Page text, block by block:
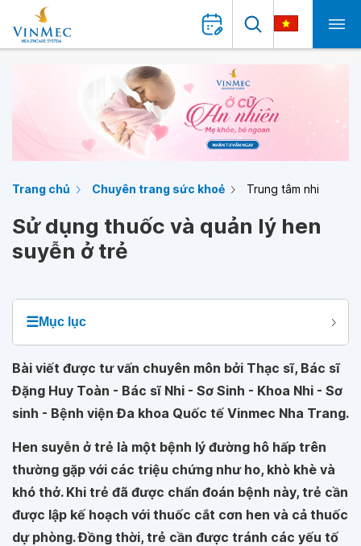
Trang chủ Chuyên trang sức khoẻ Trung tâm nhi
Sử dụng thuốc và quản lý hen
suyễn ở trẻ
☰Mục lục
Bài viết được tư vấn chuyên môn bởi Thạc sĩ, Bác sĩ
Đặng Huy Toàn - Bác sĩ Nhi - Sơ Sinh - Khoa Nhi - Sơ
sinh - Bệnh viện Đa khoa Quốc tế Vinmec Nha Trang.
Hen suyễn ở trẻ là một bệnh lý đường hô hấp trên
thường gặp với các triệu chứng như ho, khò khè và
khó thở. Khi trẻ đã được chẩn đoán bệnh này, trẻ cần
được lập kế hoạch với thuốc cắt cơn hen và cả thuốc
dự phòng. Đồng thời, trẻ cần được tránh các yếu tố